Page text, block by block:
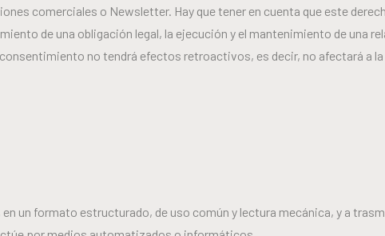
comerciales o Newsletter. Hay que tener en cuenta que este
de una obligación legal, la ejecución y el mantenimiento de una
no tendrá efectos retroactivos, es decir, no afectará a
un formato estructurado, de uso común y lectura mecánica, y a